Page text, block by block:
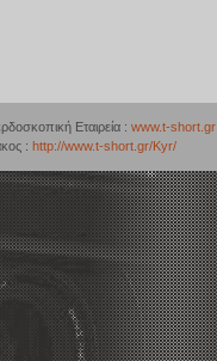
Εταιρεία : www.t-short.gr
: http://www.t-short.gr/Kyr/